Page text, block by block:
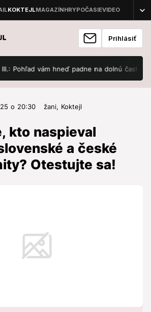
Prihlásiť
vám hneď padne na dolnú časť jeho
o 20:30 žani, Koktejl
kto naspieval
a české
Otestujte sa!
o 20:30
naspieval
a české
Otestujte sa!